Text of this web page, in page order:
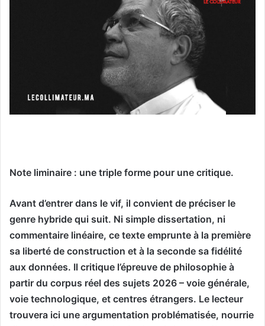
Note liminaire : une triple forme pour une critique.
Avant d’entrer dans le vif, il convient de préciser le
genre hybride qui suit. Ni simple dissertation, ni
commentaire linéaire, ce texte emprunte à la première
sa liberté de construction et à la seconde sa fidélité
aux données. Il critique l’épreuve de philosophie à
partir du corpus réel des sujets 2026 – voie générale,
voie technologique, et centres étrangers. Le lecteur
trouvera ici une argumentation problématisée, nourrie